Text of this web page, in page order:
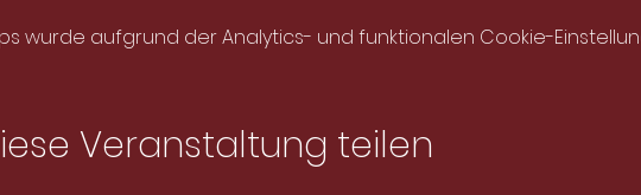
ABERLOUR‘S zählen heute zu den wenigen Celtic Rock Bands aus
treffen auf donnernde Grooves, melodiöse Vokallinien
zu einem magischen Gesamtwerk. Wildromantisch-
England und nun auch deutsche Verse; getragen von
wurde aufgrund der Analytics- und funktionalen Cookie-
Veranstaltung teilen